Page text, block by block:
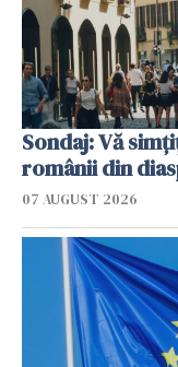
Sondaj: Vă
românii din
07 AUGUST 2026